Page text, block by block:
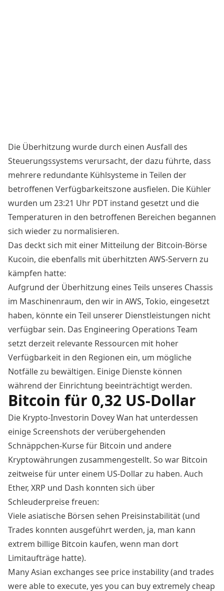
Die Überhitzung wurde durch einen Ausfall des
Steuerungssystems verursacht, der dazu führte, dass
mehrere redundante Kühlsysteme in Teilen der
betroffenen Verfügbarkeitszone ausfielen. Die Kühler
wurden um 23:21 Uhr PDT instand gesetzt und die
Temperaturen in den betroffenen Bereichen begannen
sich wieder zu normalisieren.
Das deckt sich mit einer Mitteilung der Bitcoin-Börse
Kucoin, die ebenfalls mit überhitzten AWS-Servern zu
kämpfen hatte:
Aufgrund der Überhitzung eines Teils unseres Chassis
im Maschinenraum, den wir in AWS, Tokio, eingesetzt
haben, könnte ein Teil unserer Dienstleistungen nicht
verfügbar sein. Das Engineering Operations Team
setzt derzeit relevante Ressourcen mit hoher
Verfügbarkeit in den Regionen ein, um mögliche
Notfälle zu bewältigen. Einige Dienste können
während der Einrichtung beeinträchtigt werden.
Bitcoin für 0,32 US-Dollar
Die Krypto-Investorin Dovey Wan hat unterdessen
einige Screenshots der verübergehenden
Schnäppchen-Kurse für Bitcoin und andere
Kryptowährungen zusammengestellt. So war Bitcoin
zeitweise für unter einem US-Dollar zu haben. Auch
Ether, XRP und Dash konnten sich über
Schleuderpreise freuen:
Viele asiatische Börsen sehen Preisinstabilität (und
Trades konnten ausgeführt werden, ja, man kann
extrem billige Bitcoin kaufen, wenn man dort
Limitaufträge hatte).
Many Asian exchanges see price instability (and trades
were able to execute, yes you can buy extremely cheap